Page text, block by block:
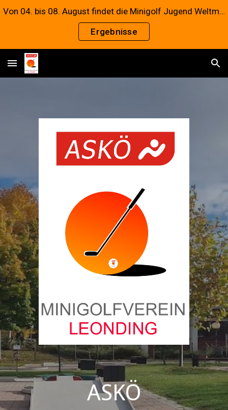
Skip to main content Skip to navigation
Von 04. bis 08. August findet die Minigolf Jugend Weltmeisterschaft 2026 statt. Mit dabei für das Team Österreich ist unsere Annalena
Ergebnisse
ASKÖ